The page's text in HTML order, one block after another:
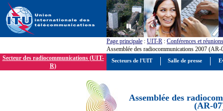
Page principale : UIT-R : Conférences et réunions
Assemblée des radiocommunications 2007 (AR-
Secteur des radiocommunications (UIT-
R)
Assemblée des
(AR-
Secteurs de l'UIT Salle de presse